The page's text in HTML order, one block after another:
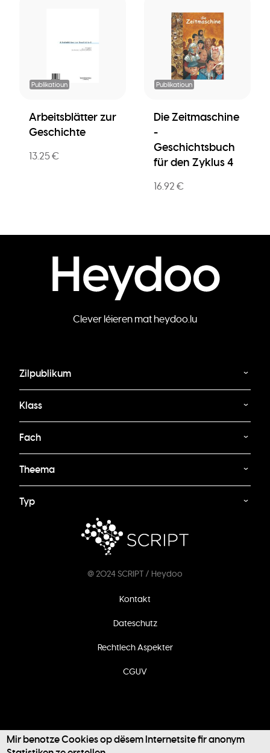
Publikatioun
Arbeitsblätter zur
Geschichte
13.25 €
Publikatioun
Die Zeitmaschine
-
Geschichtsbuch
für den Zyklus 4
16.92 €
Clever léieren mat heydoo.lu
Zilpublikum
Klass
Fach
Theema
Typ
@ 2024 SCRIPT / Heydoo
Kontakt
Dateschutz
Rechtlech Aspekter
CGUV
Mir benotze Cookies op dësem Internetsite fir anonym